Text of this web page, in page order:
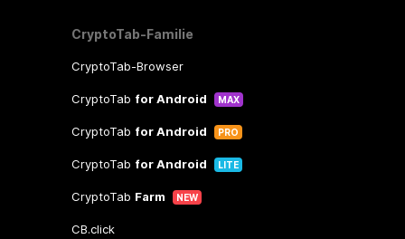
CryptoTab-Familie
CryptoTab-Browser
CryptoTab for Android MAX
CryptoTab for Android PRO
CryptoTab for Android LITE
CryptoTab Farm NEW
CB.click